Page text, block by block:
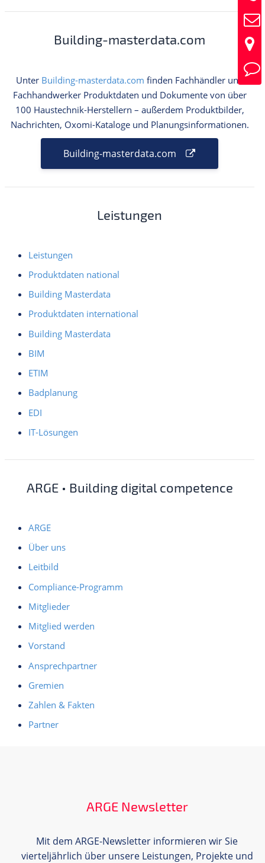
Building-masterdata.com
Unter Building-masterdata.com finden Fachhändler und
Fachhandwerker Produktdaten und Dokumente von über
100 Haustechnik-Herstellern – außerdem Produktbilder,
Nachrichten, Oxomi-Kataloge und Planungsinformationen.
Building-masterdata.com
Leistungen
Leistungen
Produktdaten national
Building Masterdata
Produktdaten international
Building Masterdata
BIM
ETIM
Badplanung
EDI
IT-Lösungen
ARGE • Building digital competence
ARGE
Über uns
Leitbild
Compliance-Programm
Mitglieder
Mitglied werden
Vorstand
Ansprechpartner
Gremien
Zahlen & Fakten
Partner
ARGE Newsletter
Mit dem ARGE-Newsletter informieren wir Sie
vierteljährlich über unsere Leistungen, Projekte und